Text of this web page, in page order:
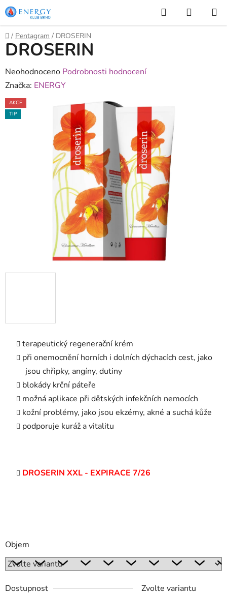
Přejít
na
obsah
Hledat
KOŠÍK
Domů
/ Pentagram / DROSERIN
terapeutický regenerační krém
při onemocnění horních i dolních dýchacích cest, jako
jsou chřipky, angíny, dutiny
blokády krční páteře
možná aplikace při dětských infekčních nemocích
kožní problémy, jako jsou ekzémy, akné a suchá kůže
podporuje kuráž a vitalitu
DROSERIN XXL - EXPIRACE 7/26
Objem
Dostupnost Zvolte variantu
DROSERIN
Průměrné
hodnocení
produktu
je
Neohodnoceno Podrobnosti hodnocení
Značka: ENERGY
AKCE
TIP